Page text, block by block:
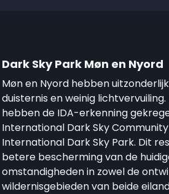
Dark Sky Park Møn en Nyord
Møn en Nyord hebben
duisternis en weinig
hebben de IDA-erkenning
International Dark Sky
International Dark Sky Park. Dit
betere bescherming van de
omstandigheden in zowel de
wildernisgebieden van beide